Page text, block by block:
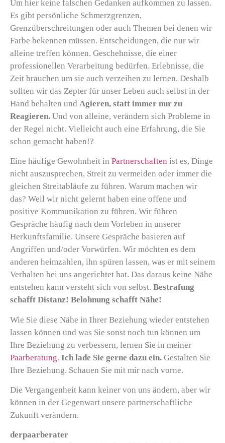
Um hier keine falschen Gedanken aufkommen zu lassen.
Es gibt persönliche Schmerzgrenzen,
Grenzüberschreitungen oder auch Themen bei denen wir
Farbe bekennen müssen. Entscheidungen, die nur wir
alleine treffen können. Geschehnisse, die einer
professionellen Verarbeitung bedürfen. Erlebnisse, die
Zeit brauchen um sie auch verzeihen zu lernen. Deshalb
sollten wir das Zepter für unser Leben auch selbst in der
Hand behalten und Agieren, statt immer nur zu
Reagieren. Und von alleine, verändern sich Probleme in
der Regel nicht. Vielleicht auch eine Erfahrung, die Sie
schon gemacht haben!?
Eine häufige Gewohnheit in Partnerschaften ist es, Dinge
nicht auszusprechen, Streit zu vermeiden oder immer die
gleichen Streitabläufe zu führen. Warum machen wir
das? Weil wir nicht gelernt haben eine offene und
positive Kommunikation zu führen. Wir führen
Gespräche häufig nach dem Vorleben in unserer
Herkunftsfamilie. Unsere Gespräche basieren auf
Angriffen und/oder Vorwürfen. Wir möchten es dem
anderen heimzahlen, ihn spüren lassen, was er mit seinem
Verhalten bei uns angerichtet hat. Das daraus keine Nähe
entstehen kann versteht sich von selbst. Bestrafung
schafft Distanz! Belohnung schafft Nähe!
Wie Sie diese Nähe in Ihrer Beziehung wieder entstehen
lassen können und was Sie sonst noch tun können um
Ihre Beziehung zu verbessern, lernen Sie in meiner
Paarberatung. Ich lade Sie gerne dazu ein. Gestalten Sie
Ihre Beziehung. Schauen Sie mit mir nach vorne.
Die Vergangenheit kann keiner von uns ändern, aber wir
können in der Gegenwart unsere partnerschaftliche
Zukunft verändern.
derpaarberater